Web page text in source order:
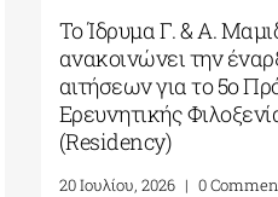
Culture365 | Ανοιχτό Κάλεσμα
Φωτογραφίας «Fragments of
Summer»
24 Ιουνίου, 2026 | 0 Comments